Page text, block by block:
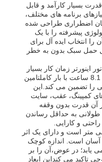
بسیار کارآمد و قابل
برنامه های مختلف،
اضطراری طراحی شده
پیشرفته را با یک
انتخاب ایده آل برای
حمل سبک بدون به خطر
اینورتر زمان کار بسیار
قابل توجه است قادر به کار کردن تا 8.1 ساعت با بار کاملتامین
را تضمین می کند.این
کمپینگ، عقب، سایت
آن قدرت بدون وقفه
به حداقل رساندن
و کارایی.
ژنراتور 460 × 259 × 395 میلی متر است و دارای یک اثر
است. اندازه کوچک
یابد؛ در عوض،آن را بر
تاکید می کنداین ابعاد